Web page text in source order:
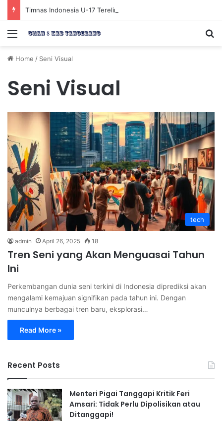
Menu
Home / Seni Visual
Seni Visual
tech
admin April 26, 2025 18
Tren Seni yang Akan Menguasai Tahun
Ini
Perkembangan dunia seni terkini di Indonesia diprediksi akan
mengalami kemajuan signifikan pada tahun ini. Dengan
munculnya berbagai tren baru, eksplorasi…
Read More »
Recent Posts
Menteri Pigai Tanggapi Kritik Feri
Amsari: Tidak Perlu Dipolisikan atau
Ditanggapi!